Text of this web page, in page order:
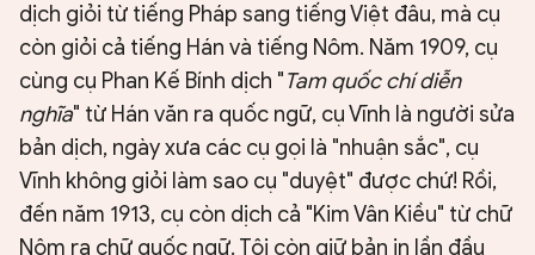
dịch giỏi từ tiếng Pháp sang tiếng Việt đâu, mà cụ
còn giỏi cả tiếng Hán và tiếng Nôm. Năm 1909, cụ
cùng cụ Phan Kế Bính dịch "Tam quốc chí diễn
nghĩa" từ Hán văn ra quốc ngữ, cụ Vĩnh là người sửa
bản dịch, ngày xưa các cụ gọi là "nhuận sắc", cụ
Vĩnh không giỏi làm sao cụ "duyệt" được chứ! Rồi,
đến năm 1913, cụ còn dịch cả "Kim Vân Kiều" từ chữ
Nôm ra chữ quốc ngữ. Tôi còn giữ bản in lần đầu